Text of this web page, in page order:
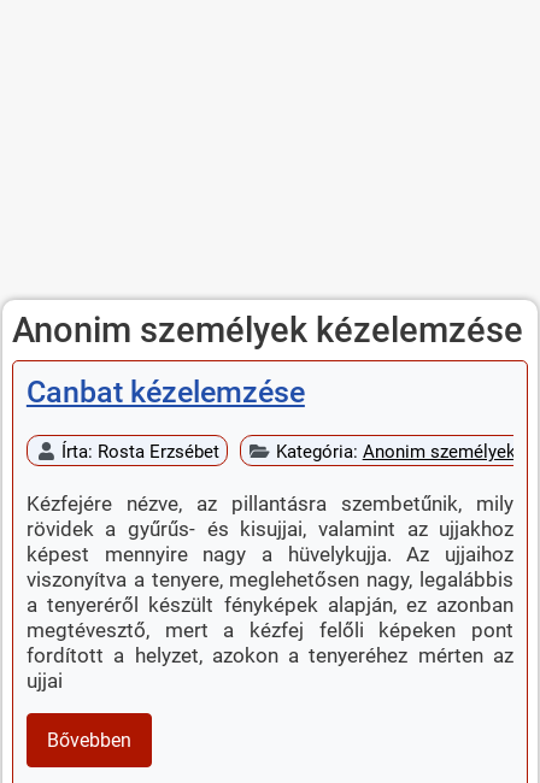
Anonim személyek kézelemzése
Canbat kézelemzése
Írta: Rosta Erzsébet Kategória: Anonim személyek
Kézfejére nézve, az pillantásra szembetűnik, mily
rövidek a gyűrűs- és kisujjai, valamint az ujjakhoz
képest mennyire nagy a hüvelykujja. Az ujjaihoz
viszonyítva a tenyere, meglehetősen nagy, legalábbis
a tenyeréről készült fényképek alapján, ez azonban
megtévesztő, mert a kézfej felőli képeken pont
fordított a helyzet, azokon a tenyeréhez mérten az
ujjai
Bővebben